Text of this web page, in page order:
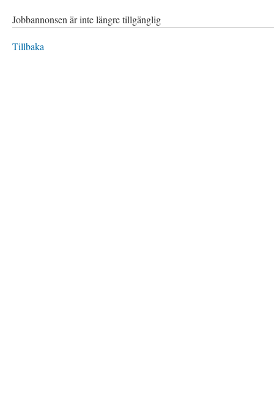
Jobbannonsen är inte längre tillgänglig
Tillbaka